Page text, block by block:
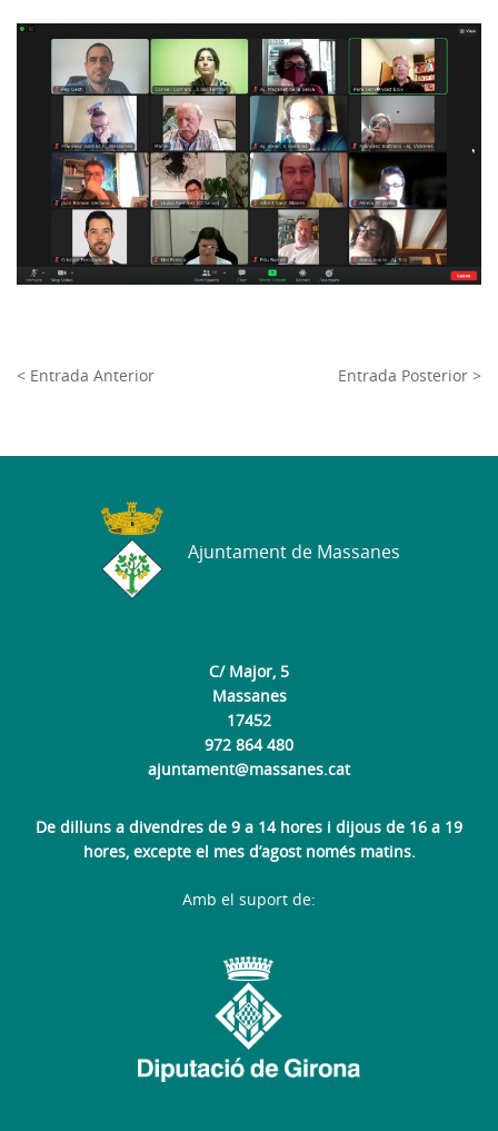
< Entrada Anterior Entrada Posterior >
C/ Major, 5
Massanes
17452
972 864 480
ajuntament@massanes.cat
De dilluns a divendres de 9 a 14 hores i dijous de 16 a 19
hores, excepte el mes d’agost només matins.
Ajuntament de Massanes
Amb el suport de: